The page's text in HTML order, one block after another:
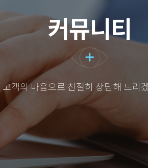
커뮤니티
고객의 마음으로 친절히 상담해 드리